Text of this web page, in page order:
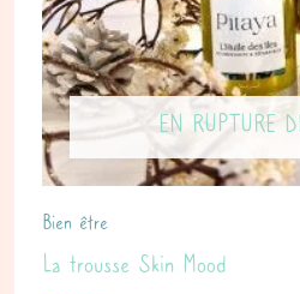
EN RUPTURE
Bien être
La trousse Skin Mood